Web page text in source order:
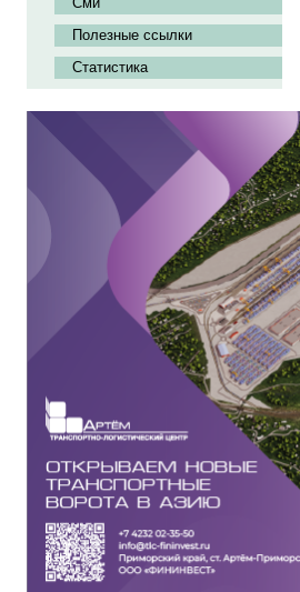
Полезные ссылки
Статистика